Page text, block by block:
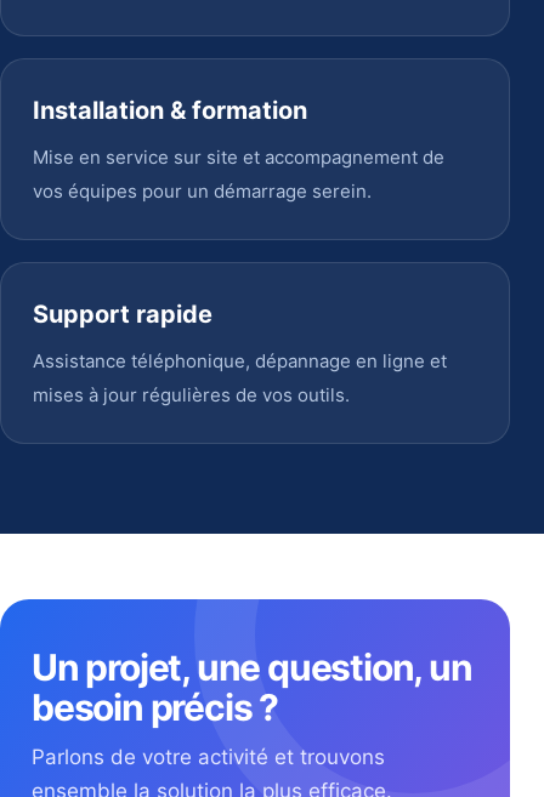
Installation & formation
Mise en service sur site et accompagnement de
vos équipes pour un démarrage serein.
Support rapide
Assistance téléphonique, dépannage en ligne et
mises à jour régulières de vos outils.
Un projet, une question, un
besoin précis ?
Parlons de votre activité et trouvons
ensemble la solution la plus efficace.